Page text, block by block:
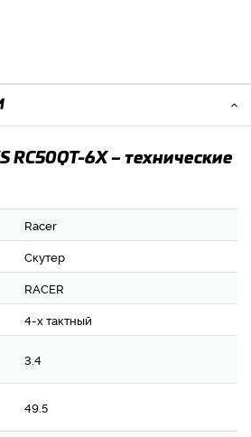
RC50QT-6X – технические
Racer
Скутер
RACER
4-х тактный
3.4
49.5